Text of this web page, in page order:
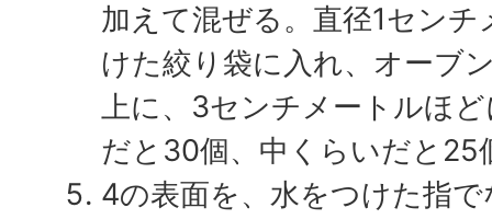
加えて混ぜる。直径1セン
けた絞り袋に入れ、オーブ
上に、3センチメートルほ
だと30個、中くらいだと25
4の表面を、水をつけた指